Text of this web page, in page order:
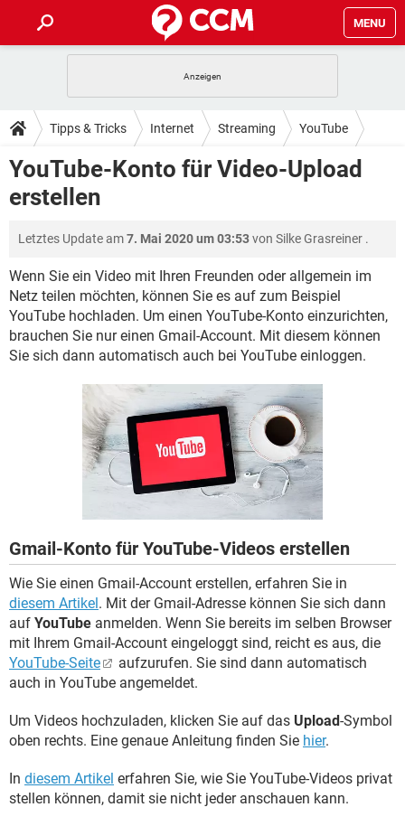
MENU
ANDROID IOS
WINDOWS 10 INSTAGRAM
WHATSAPP
TIPPS & TRICKS
SPIELE
ANDROID IOS
WHATSAPP TIKTOK
FACEBOOK HARDWARE
DOWNLOADS
SPIELE
WHATSAPP TIKTOK
FACEBOOK HARDWARE
FORUM
SPIELE STREAMING
ANDROID IOS
WINDOWS 10 INSTAGRAM
WHATSAPP TIKTOK
FACEBOOK HARDWARE
STREAMING
ANDROID IOS
WINDOWS 10 INSTAGRAM
HARDWARE
Tipps & Tricks Internet Streaming YouTube
YouTube-Konto für Video-Upload
erstellen
Letztes Update am7. Mai 2020 um 03:53von Silke Grasreiner .
Wenn Sie ein Video mit Ihren Freunden oder allgemein im
Netz teilen möchten, können Sie es auf zum Beispiel
YouTube hochladen. Um einen YouTube-Konto einzurichten,
brauchen Sie nur einen Gmail-Account. Mit diesem können
Sie sich dann automatisch auch bei YouTube einloggen.
Gmail-Konto für YouTube-Videos erstellen
Wie Sie einen Gmail-Account erstellen, erfahren Sie in
diesem Artikel. Mit der Gmail-Adresse können Sie sich dann
auf YouTube anmelden. Wenn Sie bereits im selben Browser
mit Ihrem Gmail-Account eingeloggt sind, reicht es aus, die
YouTube-Seite
aufzurufen. Sie sind dann automatisch
auch in YouTube angemeldet.
Um Videos hochzuladen, klicken Sie auf das Upload-Symbol
oben rechts. Eine genaue Anleitung finden Sie hier.
In diesem Artikel erfahren Sie, wie Sie YouTube-Videos privat
stellen können, damit sie nicht jeder anschauen kann.